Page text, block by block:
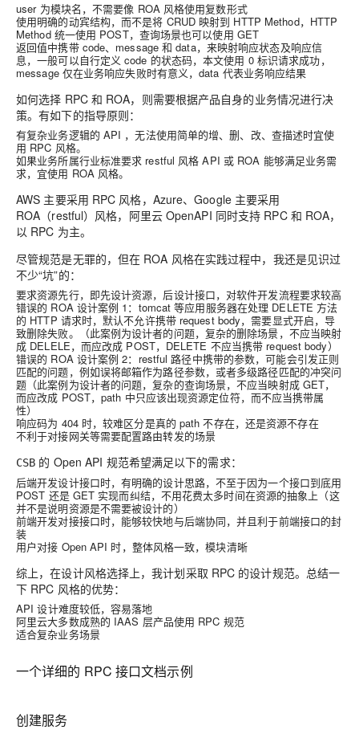
user 为模块名，不需要像 ROA 风格使用复数形式
使用明确的动宾结构，而不是将 CRUD 映射到 HTTP Method，HTTP
Method 统一使用 POST，查询场景也可以使用 GET
返回值中携带 code、message 和 data，来映射响应状态及响应信
息，一般可以自行定义 code 的状态码，本文使用 0 标识请求成功，
message 仅在业务响应失败时有意义，data 代表业务响应结果
如何选择 RPC 和 ROA，则需要根据产品自身的业务情况进行决
策。有如下的指导原则：
有复杂业务逻辑的 API ，无法使用简单的增、删、改、查描述时宜使
用 RPC 风格。
如果业务所属行业标准要求 restful 风格 API 或 ROA 能够满足业务需
求，宜使用 ROA 风格。
AWS 主要采用 RPC 风格，Azure、Google 主要采用
ROA（restful）风格，阿里云 OpenAPI 同时支持 RPC 和 ROA，
以 RPC 为主。
尽管规范是无罪的，但在 ROA 风格在实践过程中，我还是见识过
不少“坑”的：
要求资源先行，即先设计资源，后设计接口，对软件开发流程要求较高
错误的 ROA 设计案例 1：tomcat 等应用服务器在处理 DELETE 方法
的 HTTP 请求时，默认不允许携带 request body，需要显式开启，导
致删除失败。（此案例为设计者的问题，复杂的删除场景，不应当映射
成 DELELE，而应改成 POST，DELETE 不应当携带 request body）
错误的 ROA 设计案例 2：restful 路径中携带的参数，可能会引发正则
匹配的问题，例如误将邮箱作为路径参数，或者多级路径匹配的冲突问
题（此案例为设计者的问题，复杂的查询场景，不应当映射成 GET，
而应改成 POST，path 中只应该出现资源定位符，而不应当携带属
性）
响应码为 404 时，较难区分是真的 path 不存在，还是资源不存在
不利于对接网关等需要配置路由转发的场景
CSB 的 Open API 规范希望满足以下的需求：
后端开发设计接口时，有明确的设计思路，不至于因为一个接口到底用
POST 还是 GET 实现而纠结，不用花费太多时间在资源的抽象上（这
并不是说明资源是不需要被设计的）
前端开发对接接口时，能够较快地与后端协同，并且利于前端接口的封
装
用户对接 Open API 时，整体风格一致，模块清晰
综上，在设计风格选择上，我计划采取 RPC 的设计规范。总结一
下 RPC 风格的优势：
API 设计难度较低，容易落地
阿里云大多数成熟的 IAAS 层产品使用 RPC 规范
适合复杂业务场景
一个详细的 RPC 接口文档示例
创建服务